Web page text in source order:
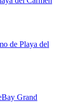
de Playa del
Grand